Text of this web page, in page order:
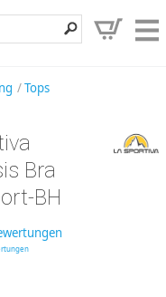
Entdecken
Hilfe, Kontakt
Tops
Bra
BH